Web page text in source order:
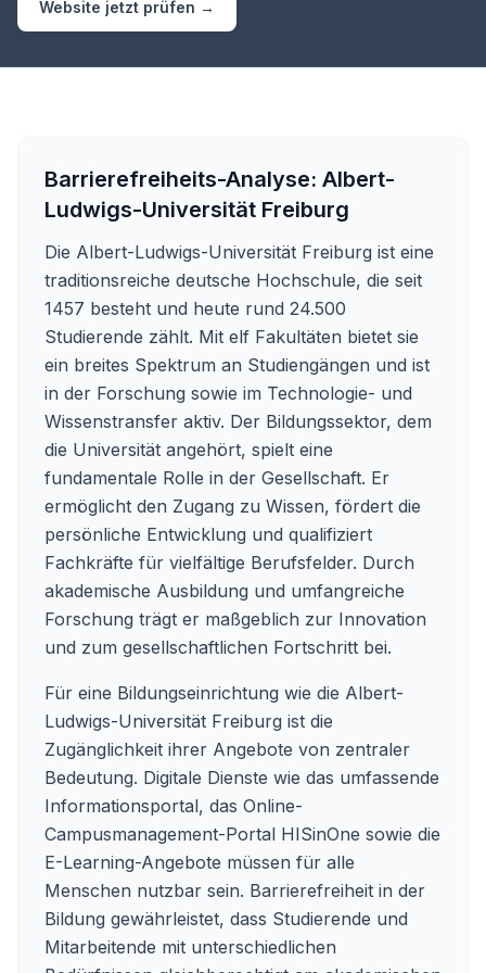
Website jetzt prüfen →
Barrierefreiheits-Analyse: Albert-
Ludwigs-Universität Freiburg
Die Albert-Ludwigs-Universität Freiburg ist eine
traditionsreiche deutsche Hochschule, die seit
1457 besteht und heute rund 24.500
Studierende zählt. Mit elf Fakultäten bietet sie
ein breites Spektrum an Studiengängen und ist
in der Forschung sowie im Technologie- und
Wissenstransfer aktiv. Der Bildungssektor, dem
die Universität angehört, spielt eine
fundamentale Rolle in der Gesellschaft. Er
ermöglicht den Zugang zu Wissen, fördert die
persönliche Entwicklung und qualifiziert
Fachkräfte für vielfältige Berufsfelder. Durch
akademische Ausbildung und umfangreiche
Forschung trägt er maßgeblich zur Innovation
und zum gesellschaftlichen Fortschritt bei.
Für eine Bildungseinrichtung wie die Albert-
Ludwigs-Universität Freiburg ist die
Zugänglichkeit ihrer Angebote von zentraler
Bedeutung. Digitale Dienste wie das umfassende
Informationsportal, das Online-
Campusmanagement-Portal HISinOne sowie die
E-Learning-Angebote müssen für alle
Menschen nutzbar sein. Barrierefreiheit in der
Bildung gewährleistet, dass Studierende und
Mitarbeitende mit unterschiedlichen